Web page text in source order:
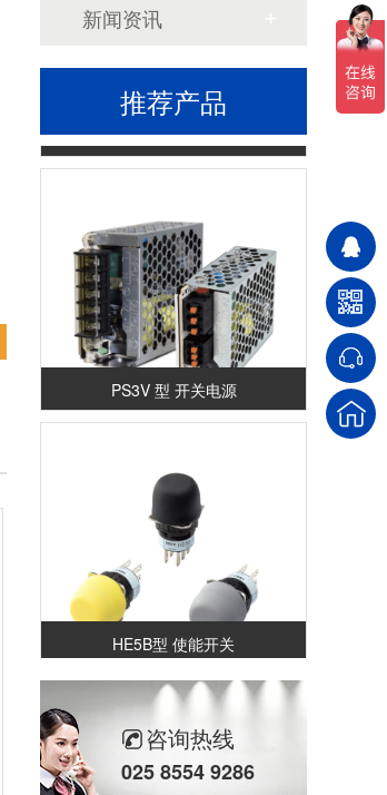
新闻资讯
推荐产品
PS3V 型 开关电源
HE5B型 使能开关
咨询热线
025 8554 9286